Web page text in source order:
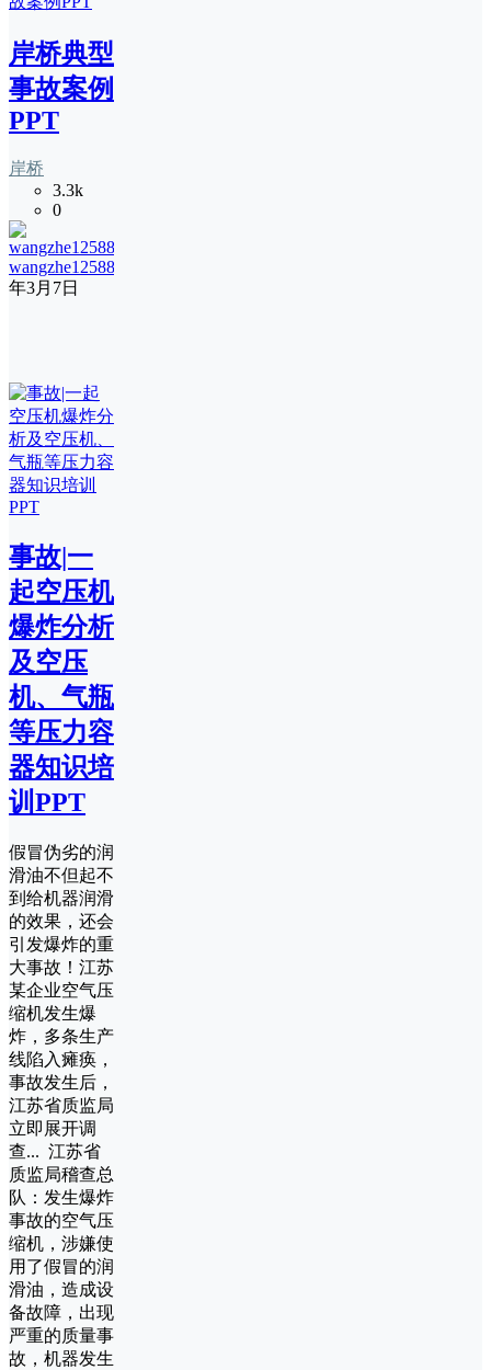
岸桥典型
事故案例
PPT
岸桥
3.3k
0
wangzhe12588
年3月7日
事故|一
起空压机
爆炸分析
及空压
机、气瓶
等压力容
器知识培
训PPT
假冒伪劣的润
滑油不但起不
到给机器润滑
的效果，还会
引发爆炸的重
大事故！江苏
某企业空气压
缩机发生爆
炸，多条生产
线陷入瘫痪，
事故发生后，
江苏省质监局
立即展开调
查... 江苏省
质监局稽查总
队：发生爆炸
事故的空气压
缩机，涉嫌使
用了假冒的润
滑油，造成设
备故障，出现
严重的质量事
故，机器发生